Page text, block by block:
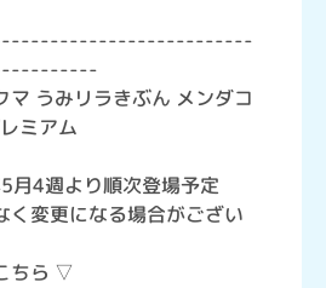
マ うみリラきぶん メンダコ
ミアム
月4週より順次登場予定
変更になる場合がござい
ちら ▽